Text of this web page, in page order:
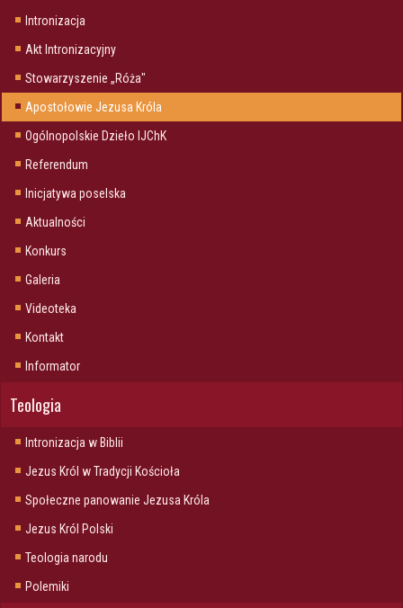
Intronizacja
Akt Intronizacyjny
Stowarzyszenie „Róża"
Apostołowie Jezusa Króla
Ogólnopolskie Dzieło IJChK
Referendum
Inicjatywa poselska
Aktualności
Konkurs
Galeria
Videoteka
Kontakt
Informator
Teologia
Intronizacja w Biblii
Jezus Król w Tradycji Kościoła
Społeczne panowanie Jezusa Króla
Jezus Król Polski
Teologia narodu
Polemiki